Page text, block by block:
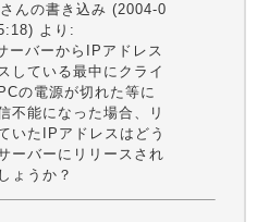
んの書き込み (2004-0
より:
ーバーからIPアドレス
している最中にクライ
の電源が切れた等に
不能になった場合、リ
いたIPアドレスはどう
ーバーにリリースされ
ょうか？